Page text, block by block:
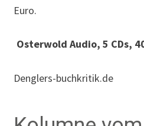
Euro.
Osterwold Audio, 5 CDs,
Denglers-buchkritik.de